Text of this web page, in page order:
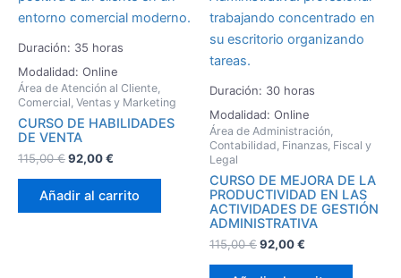
Duración: 35 horas
Modalidad: Online
Área de Atención al Cliente,
Comercial, Ventas y Marketing
CURSO DE HABILIDADES
DE VENTA
115,00€92,00€
Añadir al carrito
Duración: 30 horas
Modalidad: Online
Área de Administración,
Contabilidad, Finanzas, Fiscal y
Legal
CURSO DE MEJORA DE LA
PRODUCTIVIDAD EN LAS
ACTIVIDADES DE GESTIÓN
ADMINISTRATIVA
115,00€92,00€